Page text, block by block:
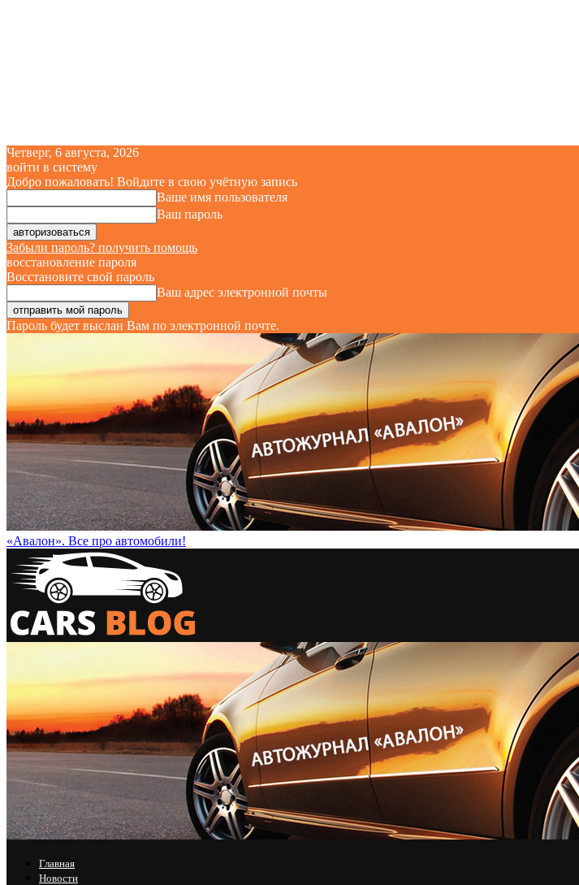
Четверг, 6 августа, 2026
войти в систему
Добро пожаловать! Войдите в свою учётную запись
Ваше имя пользователя
Ваш пароль
Забыли пароль? получить помощь
восстановление пароля
Восстановите свой пароль
Ваш адрес электронной почты
Пароль будет выслан Вам по электронной почте.
«Авалон». Все про автомобили!
Главная
Новости